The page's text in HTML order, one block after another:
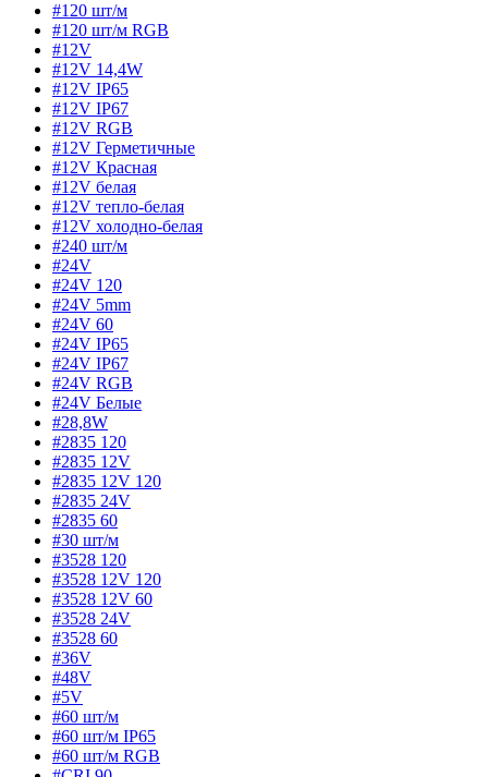
#120 шт/м
#120 шт/м RGB
#12V
#12V 14,4W
#12V IP65
#12V IP67
#12V RGB
#12V Герметичные
#12V Красная
#12V белая
#12V тепло-белая
#12V холодно-белая
#240 шт/м
#24V
#24V 120
#24V 5mm
#24V 60
#24V IP65
#24V IP67
#24V RGB
#24V Белые
#28,8W
#2835 120
#2835 12V
#2835 12V 120
#2835 24V
#2835 60
#30 шт/м
#3528 120
#3528 12V 120
#3528 12V 60
#3528 24V
#3528 60
#36V
#48V
#5V
#60 шт/м
#60 шт/м IP65
#60 шт/м RGB